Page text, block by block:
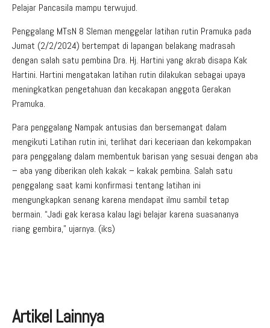
Pelajar Pancasila mampu terwujud.
Penggalang MTsN 8 Sleman menggelar latihan rutin Pramuka pada
Jumat (2/2/2024) bertempat di lapangan belakang madrasah
dengan salah satu pembina Dra. Hj. Hartini yang akrab disapa Kak
Hartini. Hartini mengatakan latihan rutin dilakukan sebagai upaya
meningkatkan pengetahuan dan kecakapan anggota Gerakan
Pramuka.
Para penggalang Nampak antusias dan bersemangat dalam
mengikuti Latihan rutin ini, terlihat dari keceriaan dan kekompakan
para penggalang dalam membentuk barisan yang sesuai dengan aba
– aba yang diberikan oleh kakak – kakak pembina. Salah satu
penggalang saat kami konfirmasi tentang latihan ini
mengungkapkan senang karena mendapat ilmu sambil tetap
bermain. “Jadi gak kerasa kalau lagi belajar karena suasananya
riang gembira,” ujarnya. (iks)
Artikel Lainnya